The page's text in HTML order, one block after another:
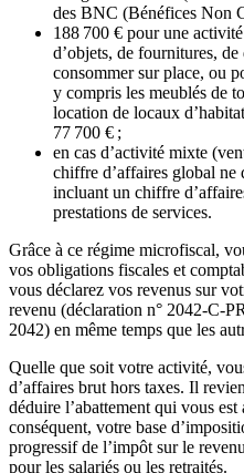
des BNC (Bénéfices Non
188 700 € pour une
d’objets, de fournitures, de
consommer sur place, ou
y compris les meublés de
location de locaux
77 700 € ;
en cas d’activité mixte
chiffre d’affaires global ne
incluant un chiffre
prestations de services.
Grâce à ce régime microfiscal,
vos obligations fiscales et
vous déclarez vos revenus sur
revenu (déclaration n° 2042-C-
2042) en même temps que les
Quelle que soit votre activité,
d’affaires brut hors taxes. Il
déduire l’abattement qui vous
conséquent, votre base
progressif de l’impôt sur le
pour les salariés ou les retraités.